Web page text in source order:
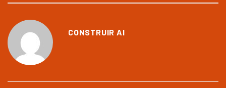
CONSTRUIR AI